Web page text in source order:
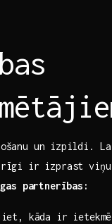
un izpildi.
ir izprast⁣
partnerības:
kāda ir